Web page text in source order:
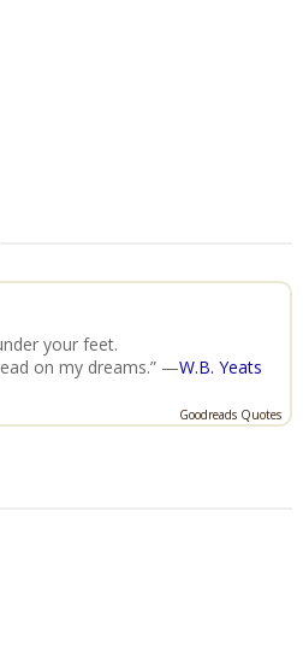
your feet.
on my dreams.” —W.B. Yeats
Goodreads Quotes